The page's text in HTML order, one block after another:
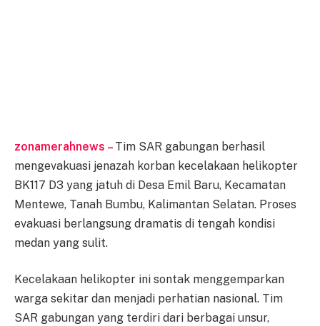
zonamerahnews – Tim SAR gabungan berhasil
mengevakuasi jenazah korban kecelakaan helikopter
BK117 D3 yang jatuh di Desa Emil Baru, Kecamatan
Mentewe, Tanah Bumbu, Kalimantan Selatan. Proses
evakuasi berlangsung dramatis di tengah kondisi
medan yang sulit.
Kecelakaan helikopter ini sontak menggemparkan
warga sekitar dan menjadi perhatian nasional. Tim
SAR gabungan yang terdiri dari berbagai unsur,